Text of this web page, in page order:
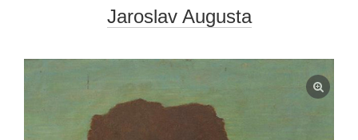
Jaroslav Augusta